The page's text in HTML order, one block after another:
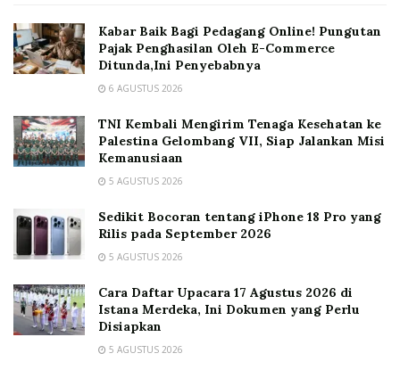
Kabar Baik Bagi Pedagang Online! Pungutan
Pajak Penghasilan Oleh E-Commerce
Ditunda,Ini Penyebabnya
6 AGUSTUS 2026
TNI Kembali Mengirim Tenaga Kesehatan ke
Palestina Gelombang VII, Siap Jalankan Misi
Kemanusiaan
5 AGUSTUS 2026
Sedikit Bocoran tentang iPhone 18 Pro yang
Rilis pada September 2026
5 AGUSTUS 2026
Cara Daftar Upacara 17 Agustus 2026 di
Istana Merdeka, Ini Dokumen yang Perlu
Disiapkan
5 AGUSTUS 2026